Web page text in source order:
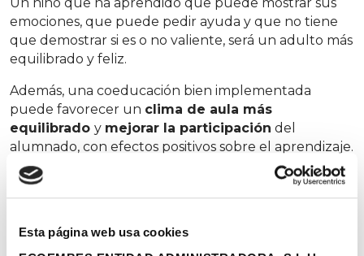
Esta página web usa cookies
emociones, que puede pedir ayuda y que no tiene
que demostrar si es o no valiente, será un adulto más
equilibrado y feliz.
Además, una coeducación bien implementada
puede favorecer un clima de aula más
equilibrado y mejorar la participación del
alumnado, con efectos positivos sobre el aprendizaje.
Varios estudios
han comprobado que en aulas
coeducativas bien implementadas, tanto niños como
niñas mejoran sus resultados, especialmente en